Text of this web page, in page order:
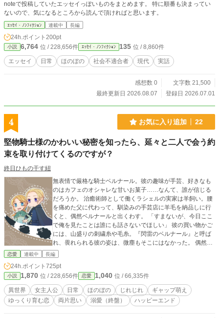
noteで投稿していたエッセイっぽいものをまとめます。 特に順番も決まってい
ないので、気になるところから読んで頂ければと思います。
ｴｯｾｲ・ﾉﾝﾌｨｸｼｮﾝ 連載中 長編
24h.ポイント 200pt
小説 6,764 位 / 228,656件 ｴｯｾｲ・ﾉﾝﾌｨｸｼｮﾝ 135 位 / 8,860件
エッセイ 日常 ほのぼの 社会不適合者 現代 実話
感想数 0
文字数 21,500
最終更新日 2026.08.07
登録日 2026.07.01
4 お気に入り追加 22
堅物騎士様のかわいい秘密を知ったら、延々と二人で会う約
束を取り付けてくるのですが？
終日ひもの干す紐
無表情で厳格な騎士ベルナール。彼の趣味が手芸、好きなも
のはカフェのオシャレな甘いお菓子……なんて、誰が信じる
だろうか。 治癒術師として働くラシェルの実家は羊飼い。腰
を痛めた父に代わって、馴染みの手芸店に羊毛を納品しに行
くと、偶然ベルナールと出くわす。 「すまないが、今日ここ
で俺を見たことは誰にも話さないでほしい」 彼の買い物かご
には、山盛りの刺繍糸や毛糸。『閃雷のベルナール』と呼ば
れ、畏れられる彼の姿は、微塵もそこにはなかった。 偶然ベ
ルナールの秘密を握ってしまったラシェル。秘密にすると約
絡んできた挙句二人で会おうとお願いされて……？ ＊ ＊
＊ 他のサイトでも投稿しています。 基本的に1日2回（昼と
夜）更新予定です。
恋愛 連載中 長編
24h.ポイント 725pt
小説 1,870 位 / 228,656件 恋愛 1,040 位 / 66,335件
異世界 女主人公 日常 ほのぼの じれじれ
ギャップ萌え
ゆっくり育む恋
両片思い 溺愛（終盤） ハッピーエンド